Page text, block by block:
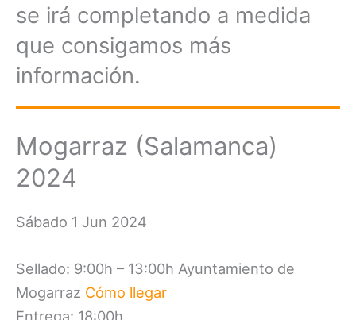
se irá completando a medida
que consigamos más
información.
Mogarraz (Salamanca)
2024
Sábado 1 Jun 2024
Sellado: 9:00h – 13:00h Ayuntamiento de
Mogarraz Cómo llegar
Entrega: 18:00h